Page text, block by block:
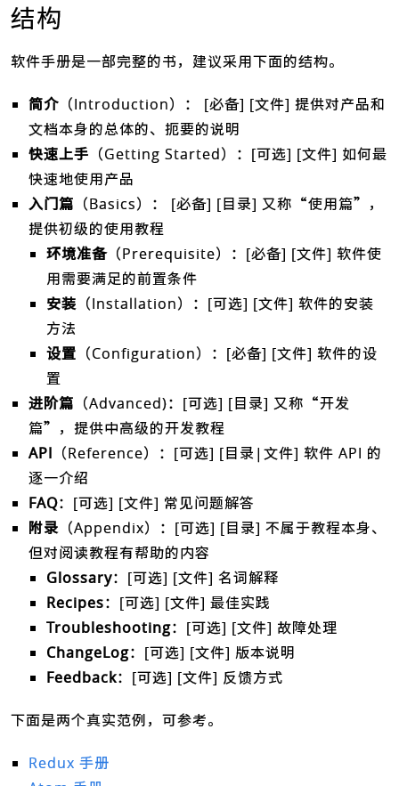
结构
软件手册是一部完整的书，建议采用下面的结构。
简介 （Introduction）： [必备] [文件] 提供对产品和
文档本身的总体的、扼要的说明
快速上手 （Getting Started）：[可选] [文件] 如何最
快速地使用产品
入门篇 （Basics）： [必备] [目录] 又称“使用篇”，
提供初级的使用教程
环境准备（Prerequisite）：[必备] [文件] 软件使
用需要满足的前置条件
安装 （Installation）：[可选] [文件] 软件的安装
方法
设置 （Configuration）：[必备] [文件] 软件的设
置
进阶篇 （Advanced)：[可选] [目录] 又称“开发
篇”，提供中高级的开发教程
API （Reference）：[可选] [目录|文件] 软件 API 的
逐一介绍
FAQ：[可选] [文件] 常见问题解答
附录 （Appendix）：[可选] [目录] 不属于教程本身、
但对阅读教程有帮助的内容
Glossary：[可选] [文件] 名词解释
Recipes：[可选] [文件] 最佳实践
Troubleshooting：[可选] [文件] 故障处理
ChangeLog：[可选] [文件] 版本说明
Feedback：[可选] [文件] 反馈方式
下面是两个真实范例，可参考。
Redux 手册